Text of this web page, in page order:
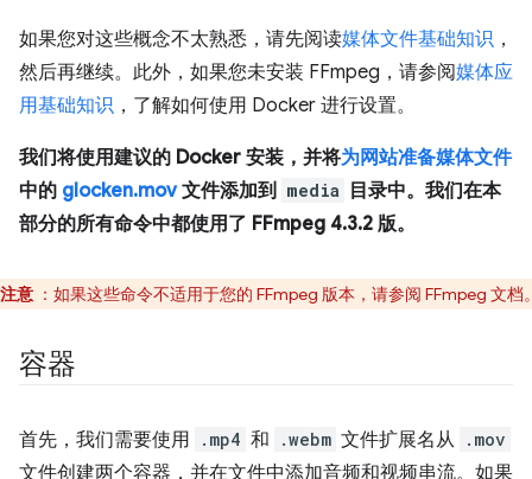
如果您对这些概念不太熟悉，请先阅读媒体文件基础知识 ，
然后再继续。此外，如果您未安装 FFmpeg，请参阅媒体应
用基础知识 ，了解如何使用 Docker 进行设置。
我们将使用建议的 Docker 安装，并将为网站准备媒体文件
中的 glocken.mov文件添加到 media
目录中。我们在本
部分的所有命令中都使用了 FFmpeg 4.3.2 版。
注意 ：如果这些命令不适用于您的 FFmpeg 版本，请参阅 FFmpeg 文档
容器
首先，我们需要使用 .mp4 和 .webm 文件扩展名从 .mov
文件创建两个容器，并在文件中添加音频和视频串流。如果